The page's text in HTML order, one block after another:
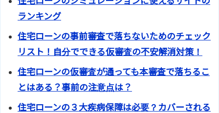
ランキング
住宅ローンの事前審査で落ちないためのチェック
リスト！自分でできる仮審査の不安解消対策！
住宅ローンの仮審査が通っても本審査で落ちるこ
とはある？事前の注意点は？
住宅ローンの３大疾病保障は必要？カバーされる